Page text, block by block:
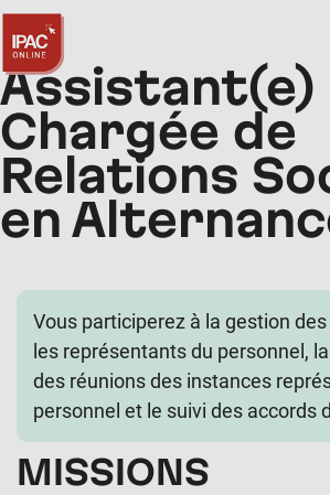
Assistant(e)
Chargée de
Relations
en
Vous participerez à la gestion
les représentants du personnel,
des réunions des instances
personnel et le suivi des accords
MISSIONS